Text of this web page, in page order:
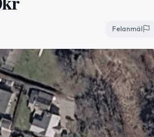
Felanmäl